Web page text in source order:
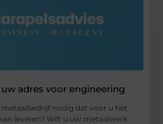
adres voor engineering
nodig dat voor u het
leveren? Wilt u uw metaalwerk